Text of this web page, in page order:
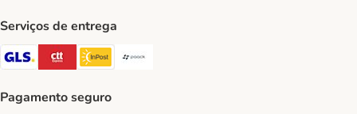
Serviços de entrega
GLS Shipping Method
CTTExpress Shipping Method
InPost Shipping Method
Pagamento seguro